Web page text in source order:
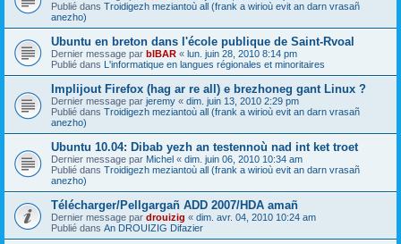
Publié dans Troidigezh meziantoù all (frank a wirioù evit an darn vrasañ
anezho)
Ubuntu en breton dans l'école publique de Saint-Rvoal
Dernier message par bIBAR « lun. juin 28, 2010 8:14 pm
Publié dans L'informatique en langues régionales et minoritaires
Implijout Firefox (hag ar re all) e brezhoneg gant Linux ?
Dernier message par jeremy « dim. juin 13, 2010 2:29 pm
Publié dans Troidigezh meziantoù all (frank a wirioù evit an darn vrasañ
anezho)
Ubuntu 10.04: Dibab yezh an testennoù nad int ket troet
Dernier message par Michel « dim. juin 06, 2010 10:34 am
Publié dans Troidigezh meziantoù all (frank a wirioù evit an darn vrasañ
anezho)
Télécharger/Pellgargañ ADD 2007/HDA amañ
Dernier message par drouizig « dim. avr. 04, 2010 10:24 am
Publié dans An DROUIZIG Difazier